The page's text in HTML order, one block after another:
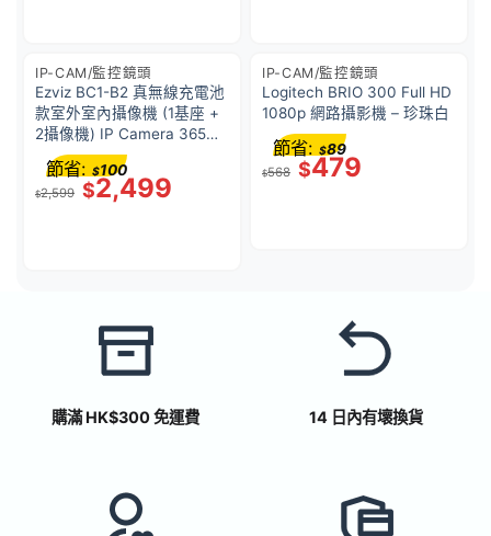
IP-CAM/監控鏡頭
Ezviz BC1-B2 真無線充電池
款室外室內攝像機 (1基座 +
2攝像機) IP Camera 365日
超長續航 彩色夜視
12900mAh 電池 H265
$2,599 $2,499
節省: $100
IP-CAM/監控鏡頭
Logitech BRIO 300 Full HD
1080p 網路攝影機 – 珍珠白
$568 $479
節省: $89
購滿 HK$300 免運費 14 日內有壞換貨